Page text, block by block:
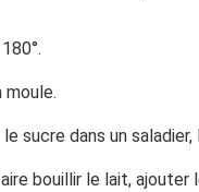
moule.
sucre dans un saladier,
bouillir le lait,